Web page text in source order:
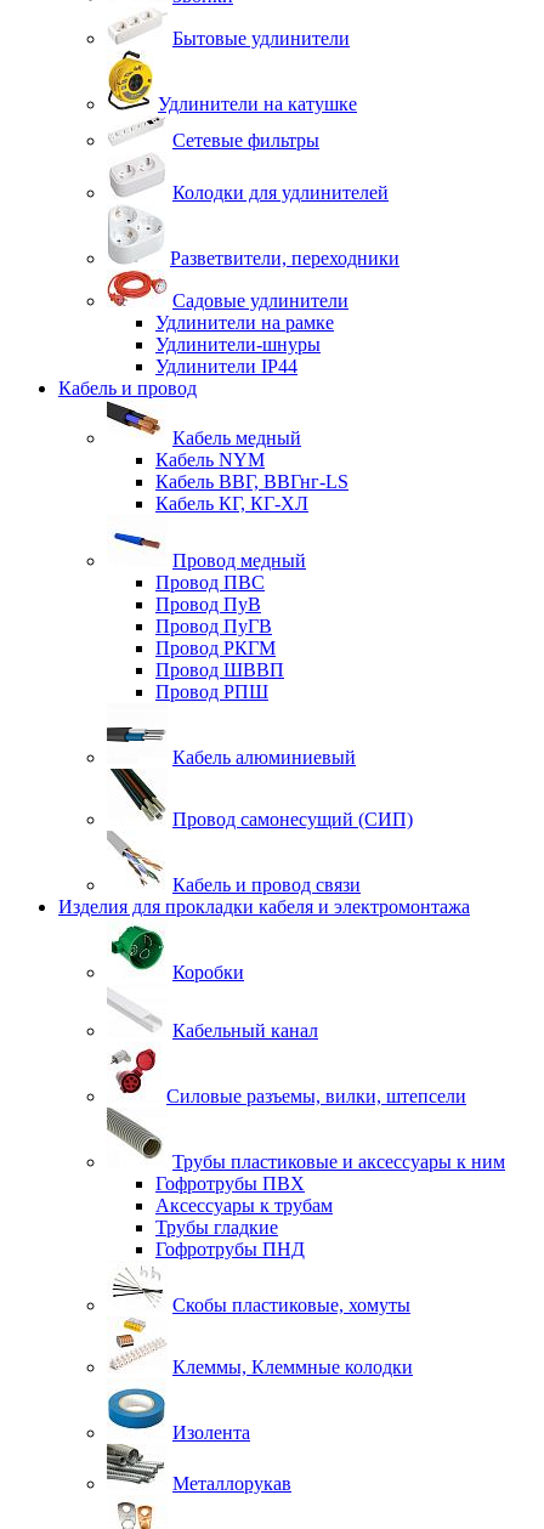
Бытовые удлинители
Удлинители на катушке
Сетевые фильтры
Колодки для удлинителей
Разветвители, переходники
Садовые удлинители
Удлинители на рамке
Удлинители-шнуры
Удлинители IP44
Кабель и провод
Кабель медный
Кабель NYM
Кабель ВВГ, ВВГнг-LS
Кабель КГ, КГ-ХЛ
Провод медный
Провод ПВС
Провод ПуВ
Провод ПуГВ
Провод РКГМ
Провод ШВВП
Провод РПШ
Кабель алюминиевый
Провод самонесущий (СИП)
Кабель и провод связи
Изделия для прокладки кабеля и электромонтажа
Коробки
Кабельный канал
Силовые разъемы, вилки, штепсели
Трубы пластиковые и аксессуары к ним
Гофротрубы ПВХ
Аксессуары к трубам
Трубы гладкие
Гофротрубы ПНД
Скобы пластиковые, хомуты
Клеммы, Клеммные колодки
Изолента
Металлорукав